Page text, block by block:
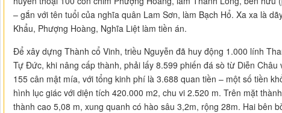
– gắn với tên tuổi của nghĩa quân Lam Sơn, làm Bạch Hổ. Xa xa là
Khẩu, Phượng Hoàng, Nghĩa Liệt làm tiền án.
Để xây dựng Thành cổ Vinh, triều Nguyễn đã huy động 1.000 lính
Tự Đức, khi nâng cấp thành, phải lấy 8.599 phiến đá sò từ Diễn
155 cân mật mía, với tổng kinh phí là 3.688 quan tiền – một số tiền
hình lục giác với diện tích 420.000 m2, chu vi 2.520 m. Trên mặt
thành cao 5,08 m, xung quanh có hào sâu 3,2m, rộng 28m. Hai bên